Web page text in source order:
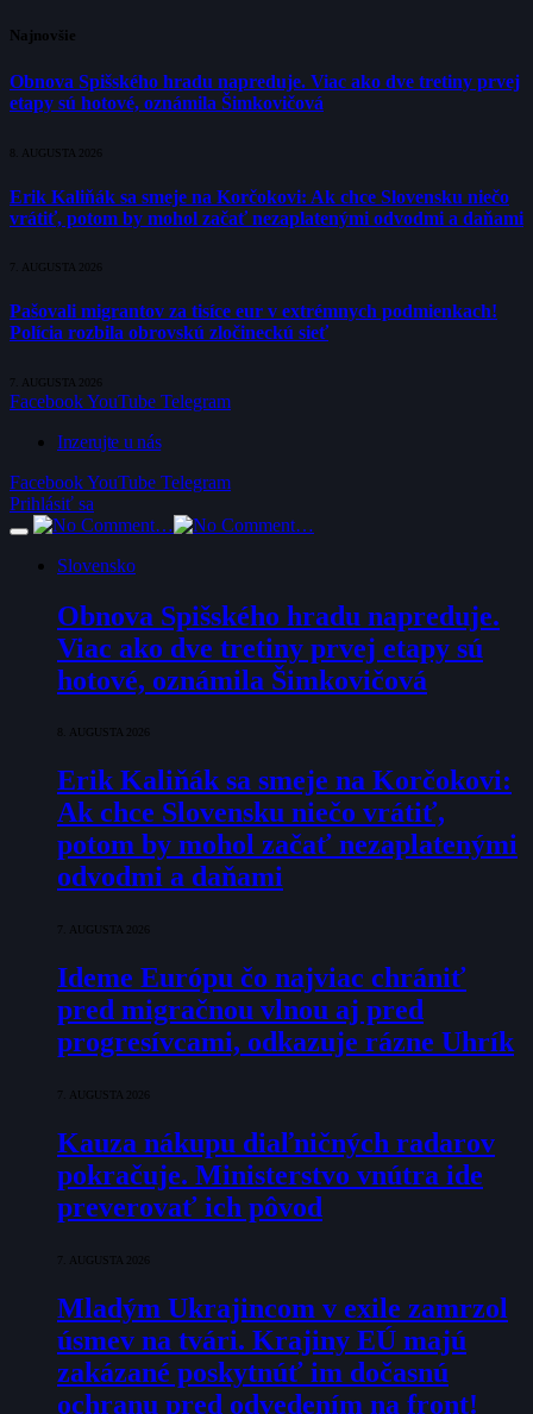
Najnovšie
Obnova Spišského hradu napreduje. Viac ako dve tretiny prvej
etapy sú hotové, oznámila Šimkovičová
8. AUGUSTA 2026
Erik Kaliňák sa smeje na Korčokovi: Ak chce Slovensku niečo
vrátiť, potom by mohol začať nezaplatenými odvodmi a daňami
7. AUGUSTA 2026
Pašovali migrantov za tisíce eur v extrémnych podmienkach!
Polícia rozbila obrovskú zločineckú sieť
7. AUGUSTA 2026
FacebookYouTube Telegram
Inzerujte u nás
FacebookYouTube Telegram
Prihlásiť sa
Slovensko
Obnova Spišského hradu napreduje.
Viac ako dve tretiny prvej etapy sú
hotové, oznámila Šimkovičová
8. AUGUSTA 2026
Erik Kaliňák sa smeje na Korčokovi:
Ak chce Slovensku niečo vrátiť,
potom by mohol začať nezaplatenými
odvodmi a daňami
7. AUGUSTA 2026
Ideme Európu čo najviac chrániť
pred migračnou vlnou aj pred
progresívcami, odkazuje rázne Uhrík
7. AUGUSTA 2026
Kauza nákupu diaľničných radarov
pokračuje. Ministerstvo vnútra ide
preverovať ich pôvod
7. AUGUSTA 2026
Mladým Ukrajincom v exile zamrzol
úsmev na tvári. Krajiny EÚ majú
zakázané poskytnúť im dočasnú
ochranu pred odvedením na front!